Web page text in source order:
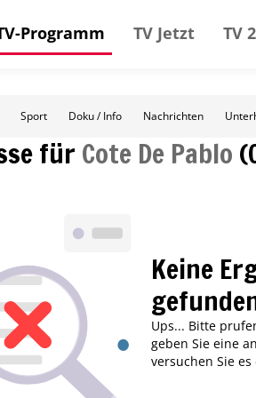
Programm TV Jetzt TV
Sport Doku / Info Nachrichten
für Cote De Pablo (
Keine
Ups... Bitte
geben Sie eine
versuchen Sie